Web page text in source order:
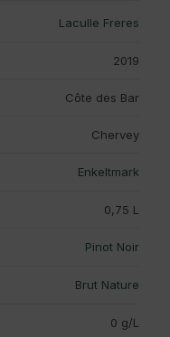
Laculle Freres
2019
Côte des Bar
Chervey
Enkeltmark
0,75 L
Pinot Noir
Brut Nature
0 g/L